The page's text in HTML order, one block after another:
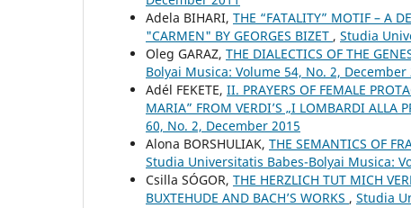
Adela BIHARI, THE “FATALITY” MOTIF – A
"CARMEN" BY GEORGES BIZET , Studia
Oleg GARAZ, THE DIALECTICS OF THE
Bolyai Musica: Volume 54, No. 2, December
Adél FEKETE, II. PRAYERS OF FEMALE
MARIA” FROM VERDI’S „I LOMBARDI ALLA
60, No. 2, December 2015
Alona BORSHULIAK, THE SEMANTICS OF
Studia Universitatis Babes-Bolyai Musica:
Csilla SÓGOR, THE HERZLICH TUT MICH
BUXTEHUDE AND BACH’S WORKS , Studia